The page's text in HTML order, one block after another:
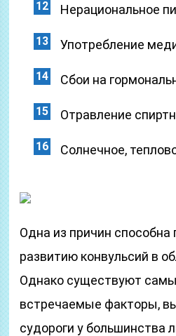
Нерациональное
Употребление
Сбои на
Отравление
Солнечное,
Одна из причин способна
развитию конвульсий в
Однако существуют
встречаемые факторы,
судороги у большинства